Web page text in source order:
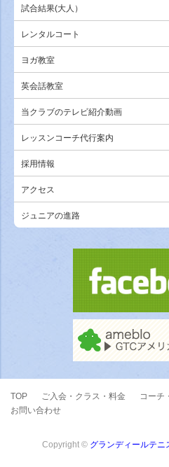
試合結果(大人）
レンタルコート
ヨガ教室
英会話教室
当クラブのテレビ紹介動画
レッスンコーチ代行案内
採用情報
アクセス
ジュニアの進路
TOP ご入会・クラス・料金 コーチ
お問い合わせ
Copyright © グランディールテニ